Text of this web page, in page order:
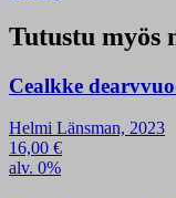
Tutustu myös
Cealkke
Helmi Länsman, 2023
16,00 €
alv. 0%